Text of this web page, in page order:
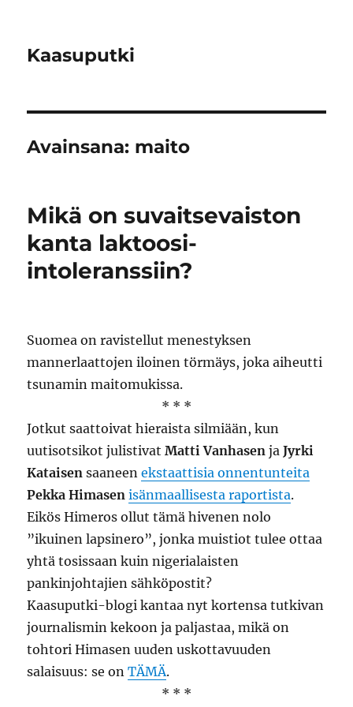
Kaasuputki
Avainsana: maito
Mikä on suvaitsevaiston
kanta laktoosi-
intoleranssiin?
Suomea on ravistellut menestyksen
mannerlaattojen iloinen törmäys, joka aiheutti
tsunamin maitomukissa.
* * *
Jotkut saattoivat hieraista silmiään, kun
uutisotsikot julistivatMatti Vanhasen jaJyrki
Kataisen saaneenekstaattisia onnentunteita
Pekka Himasen isänmaallisesta raportista.
Eikös Himeros ollut tämä hivenen nolo
”ikuinen lapsinero”, jonka muistiot tulee ottaa
yhtä tosissaan kuin nigerialaisten
pankinjohtajien sähköpostit?
Kaasuputki-blogi kantaa nyt kortensa tutkivan
journalismin kekoon ja paljastaa, mikä on
tohtori Himasen uuden uskottavuuden
salaisuus: se onTÄMÄ.
* * *